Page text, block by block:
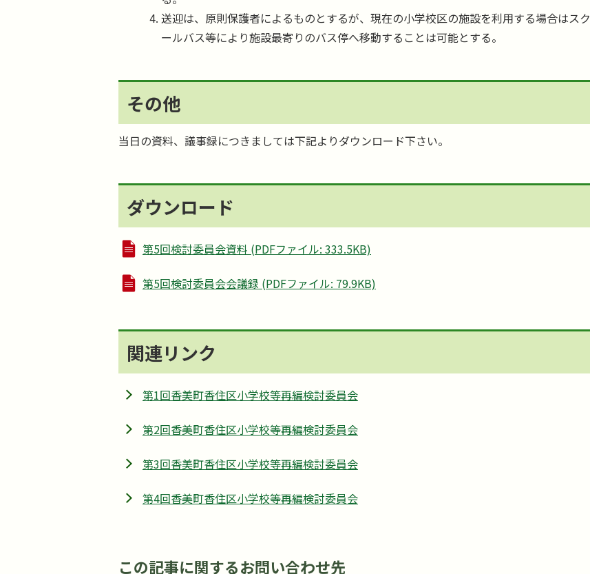
送迎は、原則保護者によるものとするが、現在の小学校区の施設を利用する場合はスク
ールバス等により施設最寄りのバス停へ移動することは可能とする。
その他
当日の資料、議事録につきましては下記よりダウンロード下さい。
ダウンロード
第5回検討委員会資料 (PDFファイル: 333.5KB)
第5回検討委員会会議録 (PDFファイル: 79.9KB)
関連リンク
第1回香美町香住区小学校等再編検討委員会
第2回香美町香住区小学校等再編検討委員会
第3回香美町香住区小学校等再編検討委員会
第4回香美町香住区小学校等再編検討委員会
この記事に関するお問い合わせ先